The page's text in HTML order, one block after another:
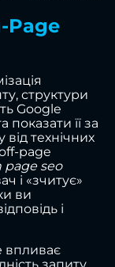
Page
структури
Google
показати її за
технічних
page
page seo
і «зчитує»
ви
і
впливає
запиту